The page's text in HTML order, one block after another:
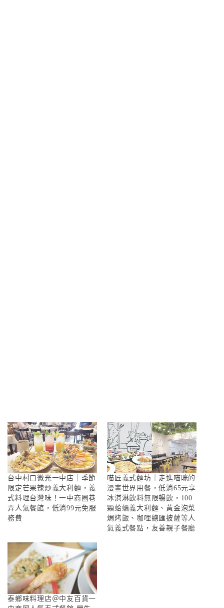
台中村口微光一中店｜季節
限定芒果辣炒義大利麵，義
式料理台灣味！一中商圈巷
弄人氣餐館，低消99元免服
務費
喵匠義式麵坊｜走進喵咪的
漫畫世界用餐，低消65元享
冰淇淋飲料無限暢飲，100
顆蛤蠣義大利麵、黃金泡菜
焗烤飯、咖哩總匯披薩等人
氣義式餐點，友善親子餐廳
泰鄉味料理店＠中友百貨一